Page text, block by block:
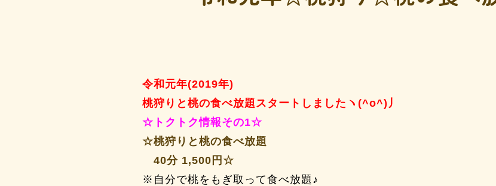
令和元年(2019年)
桃狩りと桃の食べ放題スタートしましたヽ(^o^)丿
☆トクトク情報その1☆
☆桃狩りと桃の食べ放題
40分 1,500円☆
※自分で桃をもぎ取って食べ放題♪